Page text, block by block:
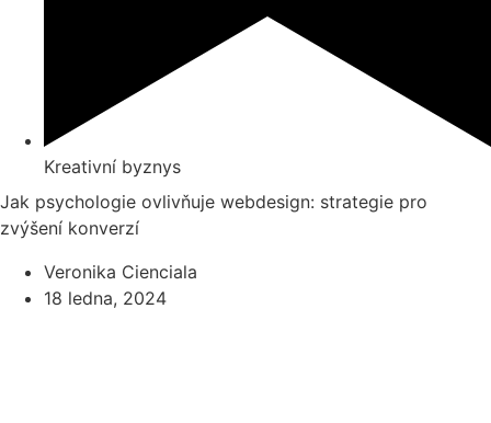
Kreativní byznys
Jak psychologie ovlivňuje webdesign: strategie pro
zvýšení konverzí
Veronika Cienciala
18 ledna, 2024